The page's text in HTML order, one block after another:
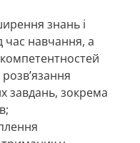
знань і
час навчання, а
завдань, зокрема